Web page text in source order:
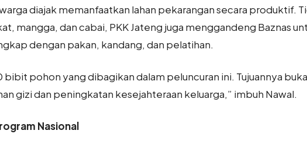
diajak memanfaatkan lahan pekarangan secara produktif.
mangga, dan cabai, PKK Jateng juga menggandeng Baznas
dengan pakan, kandang, dan pelatihan.
bibit pohon yang dibagikan dalam peluncuran ini. Tujuannya
gizi dan peningkatan kesejahteraan keluarga,” imbuh Nawal.
Nasional